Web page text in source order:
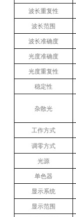
波长重复性
波长范围
波长准确度
光度准确度
光度重复性
稳定性
杂散光
工作方式
调零方式
光源
单色器
显示系统
显示范围